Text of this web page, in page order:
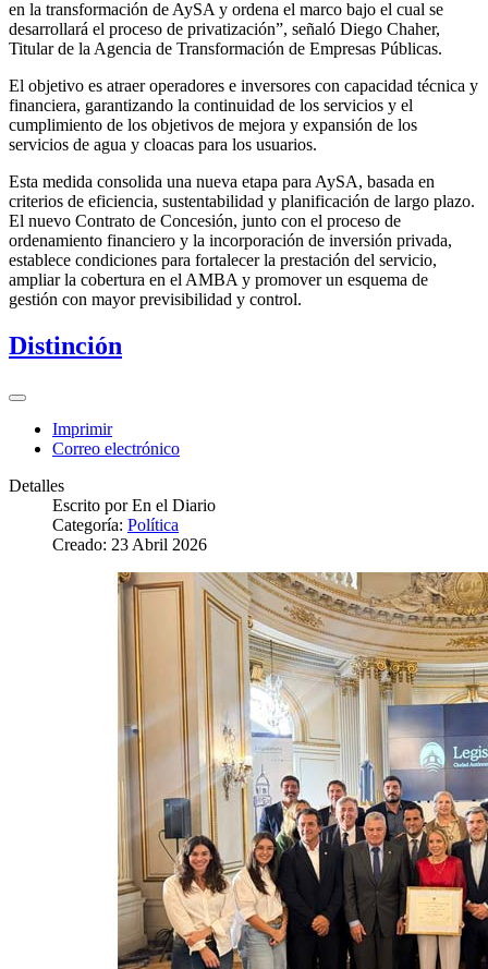
en la transformación de AySA y ordena el marco bajo el cual se
desarrollará el proceso de privatización”, señaló Diego Chaher,
Titular de la Agencia de Transformación de Empresas Públicas.
El objetivo es atraer operadores e inversores con capacidad técnica y
financiera, garantizando la continuidad de los servicios y el
cumplimiento de los objetivos de mejora y expansión de los
servicios de agua y cloacas para los usuarios.
Esta medida consolida una nueva etapa para AySA, basada en
criterios de eficiencia, sustentabilidad y planificación de largo plazo.
El nuevo Contrato de Concesión, junto con el proceso de
ordenamiento financiero y la incorporación de inversión privada,
establece condiciones para fortalecer la prestación del servicio,
ampliar la cobertura en el AMBA y promover un esquema de
gestión con mayor previsibilidad y control.
Distinción
Imprimir
Correo electrónico
Detalles
Escrito porEn el Diario
Categoría: Política
Creado: 23 Abril 2026